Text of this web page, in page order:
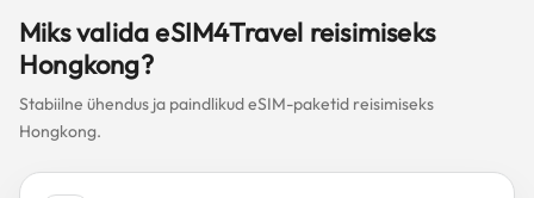
Miks valida eSIM4Travel reisimiseks
Hongkong?
Stabiilne ühendus ja paindlikud eSIM-paketid reisimiseks
Hongkong.